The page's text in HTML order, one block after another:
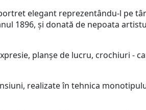
elegant reprezentându-l pe
1896, și donată de nepoata
planșe de lucru, crochiuri -
realizate în tehnica